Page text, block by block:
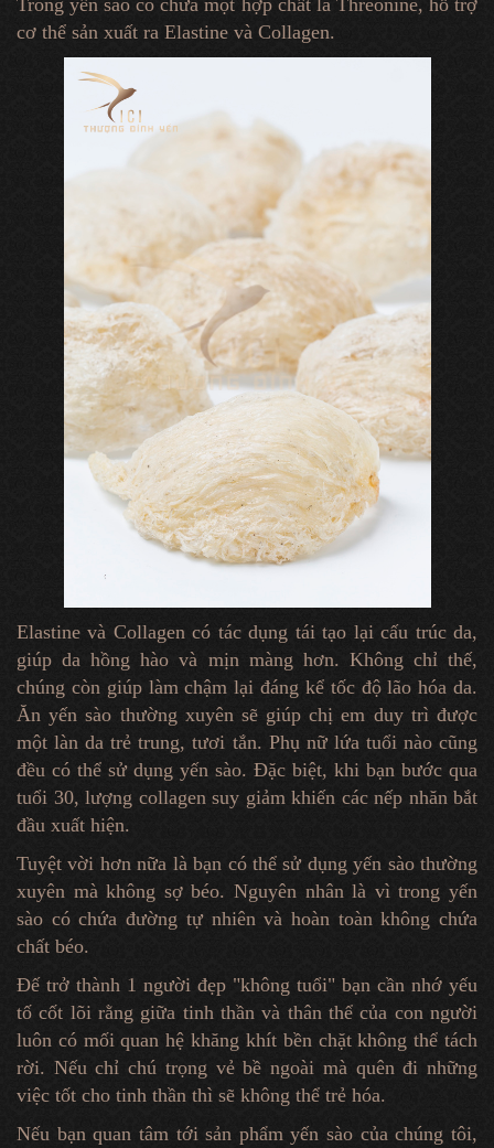
cơ thể sản xuất ra Elastine và Collagen.
Elastine và Collagen có tác dụng tái tạo lại cấu trúc da,
giúp da hồng hào và mịn màng hơn. Không chỉ thế,
chúng còn giúp làm chậm lại đáng kể tốc độ lão hóa da.
Ăn yến sào thường xuyên sẽ giúp chị em duy trì được
một làn da trẻ trung, tươi tắn. Phụ nữ lứa tuổi nào cũng
đều có thể sử dụng yến sào. Đặc biệt, khi bạn bước qua
tuổi 30, lượng collagen suy giảm khiến các nếp nhăn bắt
đầu xuất hiện.
Tuyệt vời hơn nữa là bạn có thể sử dụng yến sào thường
xuyên mà không sợ béo. Nguyên nhân là vì trong yến
sào có chứa đường tự nhiên và hoàn toàn không chứa
chất béo.
Đế trở thành 1 người đẹp "không tuổi" bạn cần nhớ yếu
tố cốt lõi rằng giữa tinh thần và thân thể của con người
luôn có mối quan hệ khăng khít bền chặt không thể tách
rời. Nếu chỉ chú trọng vẻ bề ngoài mà quên đi những
việc tốt cho tinh thần thì sẽ không thể trẻ hóa.
Nếu bạn quan tâm tới sản phẩm yến sào của chúng tôi,